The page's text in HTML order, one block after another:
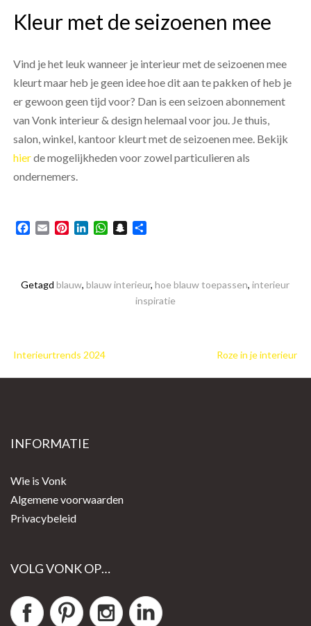
Kleur met de seizoenen mee
Vind je het leuk wanneer je interieur met de seizoenen mee
kleurt maar heb je geen idee hoe dit aan te pakken of heb je
er gewoon geen tijd voor? Dan is een seizoen abonnement
van Vonk interieur & design helemaal voor jou. Je thuis,
salon, winkel, kantoor kleurt met de seizoenen mee. Bekijk
hierde mogelijkheden voor zowel particulieren als
ondernemers.
Facebook
Email PinterestLinkedInWhatsApp
Snapchat
Getagd blauw, blauw interieur, hoe blauw toepassen, interieur
inspiratie
Bericht
navigatie
Interieurtrends 2024 Roze in je interieur
INFORMATIE
Wie is Vonk
Algemene voorwaarden
Privacybeleid
VOLG VONK OP…